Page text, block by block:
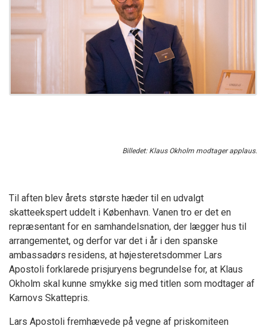
Billedet: Klaus Okholm modtager applaus.
Til aften blev årets største hæder til en udvalgt
skatteekspert uddelt i København. Vanen tro er det en
repræsentant for en samhandelsnation, der lægger hus til
arrangementet, og derfor var det i år i den spanske
ambassadørs residens, at højesteretsdommer Lars
Apostoli forklarede prisjuryens begrundelse for, at Klaus
Okholm skal kunne smykke sig med titlen som modtager af
Karnovs Skattepris.
Lars Apostoli fremhævede på vegne af priskomiteen